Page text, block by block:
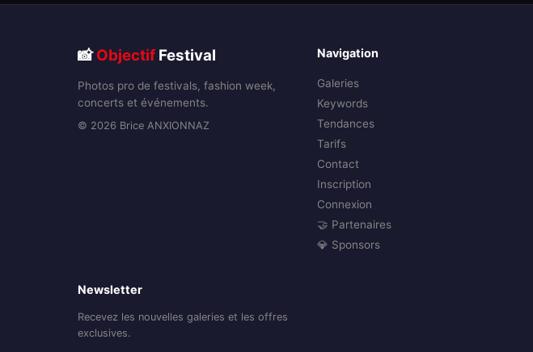
📸Objectif Festival
Photos pro de festivals, fashion week,
concerts et événements.
© 2026 Brice ANXIONNAZ
Navigation
Galeries
Keywords
Tendances
Tarifs
Contact
Inscription
Connexion
🤝 Partenaires
💎 Sponsors
Newsletter
Recevez les nouvelles galeries et les offres
exclusives.